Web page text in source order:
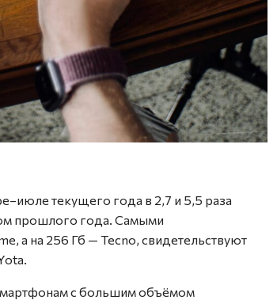
текущего года в 2,7 и 5,5 раза
прошлого года. Самыми
а на 256 Гб — Tecno, свидетельствуют
с большим объёмом